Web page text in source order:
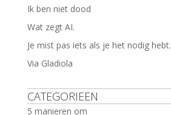
Ik ben niet dood
Wat zegt AI.
Je mist pas iets als je het nodig hebt.
Via Gladiola
CATEGORIEËN
5 manieren om